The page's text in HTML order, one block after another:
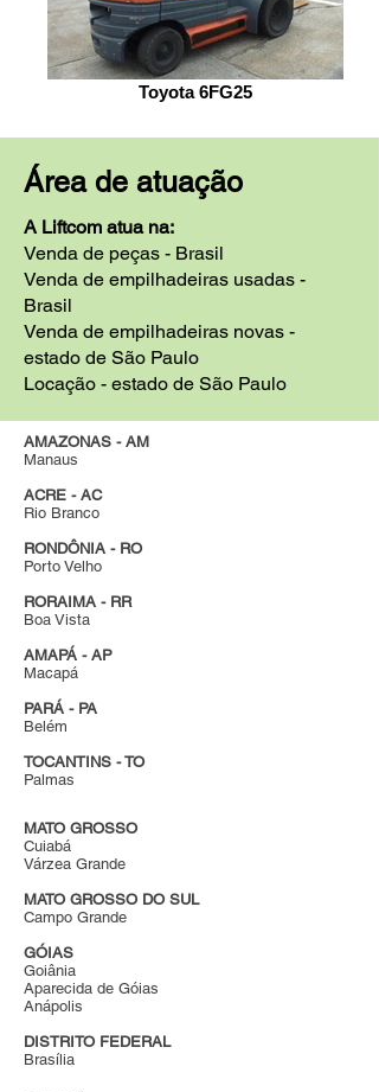
Toyota 6FG25
Área de atuação
A Liftcom atua na:
Venda de peças - Brasil
Venda de empilhadeiras usadas -
Brasil
Venda de empilhadeiras novas -
estado de São Paulo
Locação - estado de São Paulo
AMAZONAS - AM
Manaus
ACRE - AC
Rio Branco
RONDÔNIA - RO
Porto Velho
RORAIMA - RR
Boa Vista
AMAPÁ - AP
Macapá
PARÁ - PA
Belém
TOCANTINS - TO
Palmas
MATO GROSSO
Cuiabá
Várzea Grande
MATO GROSSO DO SUL
Campo Grande
GÓIAS
Goiânia
Aparecida de Góias
Anápolis
DISTRITO FEDERAL
Brasília